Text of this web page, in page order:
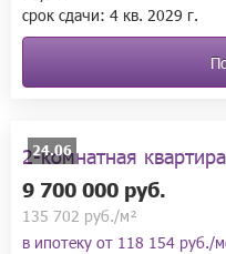
Если вы любите Кстово и
пространстве, то такого ЖК
срок сдачи: 4 кв. 2029 г.
24.06
2-комнатная квартира
9 700 000 руб.
135 702 руб./м²
в ипотеку от 118 154 руб./